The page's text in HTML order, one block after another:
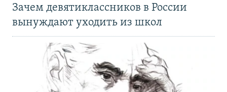
Зачем девятиклассников в России
вынуждают уходить из школ